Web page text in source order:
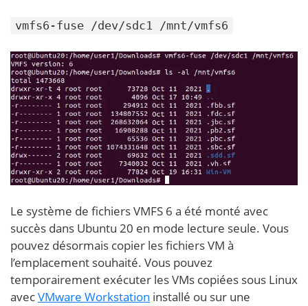
vmfs6-fuse /dev/sdc1 /mnt/vmfs6
Le système de fichiers VMFS 6 a été monté avec
succès dans Ubuntu 20 en mode lecture seule. Vous
pouvez désormais copier les fichiers VM à
l’emplacement souhaité. Vous pouvez
temporairement exécuter les VMs copiées sous Linux
avecVMware Workstation installé ou sur une